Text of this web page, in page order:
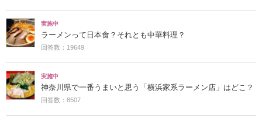
実施中
ラーメンって日本食？それとも中華料理？
回答数：19649
実施中
神奈川県で一番うまいと思う「横浜家系ラーメン店」はどこ？
回答数：8507